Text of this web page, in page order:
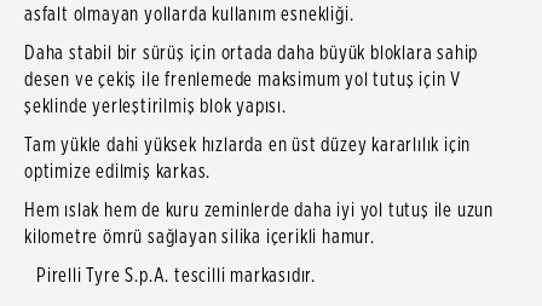
asfalt olmayan yollarda kullanım esnekliği.
Daha stabil bir sürüş için ortada daha büyük bloklara sahip
desen ve çekiş ile frenlemede maksimum yol tutuş için V
şeklinde yerleştirilmiş blok yapısı.
Tam yükle dahi yüksek hızlarda en üst düzey kararlılık için
optimize edilmiş karkas.
Hem ıslak hem de kuru zeminlerde daha iyi yol tutuş ile uzun
kilometre ömrü sağlayan silika içerikli hamur.
Pirelli Tyre S.p.A. tescilli markasıdır.